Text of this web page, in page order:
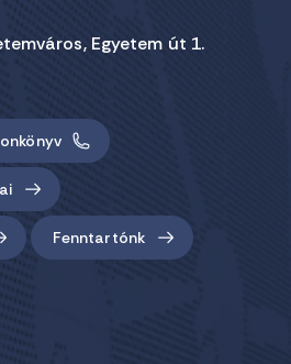
Egyetem út 1.
Fenntartónk